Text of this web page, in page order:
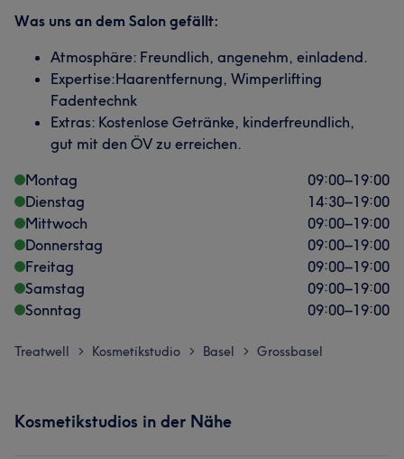
Was uns an dem Salon gefällt:
Atmosphäre: Freundlich, angenehm, einladend.
Expertise:Haarentfernung, Wimperlifting
Fadentechnk
Extras: Kostenlose Getränke, kinderfreundlich,
gut mit den ÖV zu erreichen.
Montag
09:00–19:00
Dienstag
14:30–19:00
Mittwoch
09:00–19:00
Donnerstag
09:00–19:00
Freitag
09:00–19:00
Samstag
09:00–19:00
Sonntag
09:00–19:00
Treatwell > Kosmetikstudio > Basel > Grossbasel
Kosmetikstudios in der Nähe